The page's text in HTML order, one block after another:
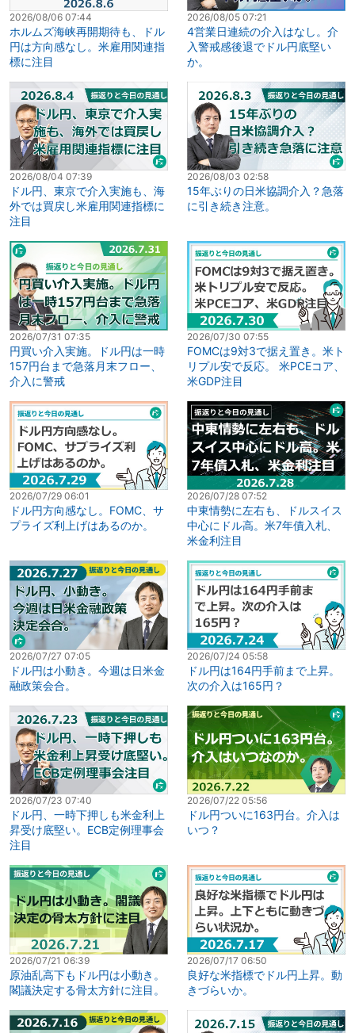
2026/08/06 07:44
ホルムズ海峡再開期待も、ドル
円は方向感なし。米雇用関連指
標に注目
2026/08/05 07:21
4営業日連続の介入はなし。介
入警戒感後退でドル円底堅い
か。
2026/08/04 07:39
ドル円、東京で介入実施も、海
外では買戻し米雇用関連指標に
注目
2026/08/03 02:58
15年ぶりの日米協調介入？急落
に引き続き注意。
2026/07/31 07:35
円買い介入実施。ドル円は一時
157円台まで急落月末フロー、
介入に警戒
2026/07/30 07:55
FOMCは9対3で据え置き。米ト
リプル安で反応。 米PCEコア、
米GDP注目
2026/07/29 06:01
ドル円方向感なし。FOMC、サ
プライズ利上げはあるのか。
2026/07/28 07:52
中東情勢に左右も、ドルスイス
中心にドル高。米7年債入札、
米金利注目
2026/07/27 07:05
ドル円は小動き。今週は日米金
融政策会合。
2026/07/24 05:58
ドル円は164円手前まで上昇。
次の介入は165円？
2026/07/23 07:40
ドル円、一時下押しも米金利上
昇受け底堅い。ECB定例理事会
注目
2026/07/22 05:56
ドル円ついに163円台。介入は
いつ？
2026/07/21 06:39
原油乱高下もドル円は小動き。
閣議決定する骨太方針に注目。
2026/07/17 06:50
良好な米指標でドル円上昇。動
きづらいか。